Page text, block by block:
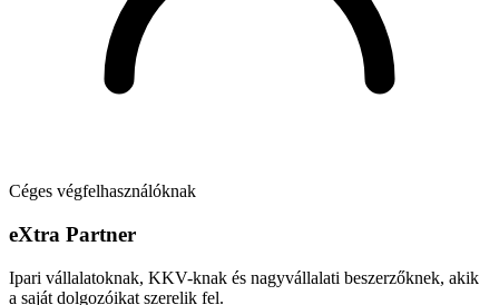
Céges végfelhasználóknak
eXtra Partner
Ipari vállalatoknak, KKV-knak és nagyvállalati beszerzőknek, akik
a saját dolgozóikat szerelik fel.